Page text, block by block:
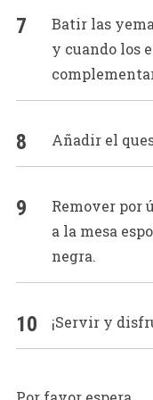
Batir las
y cuando los
Añadir el
Remover por
a la mesa
negra.
¡Servir y